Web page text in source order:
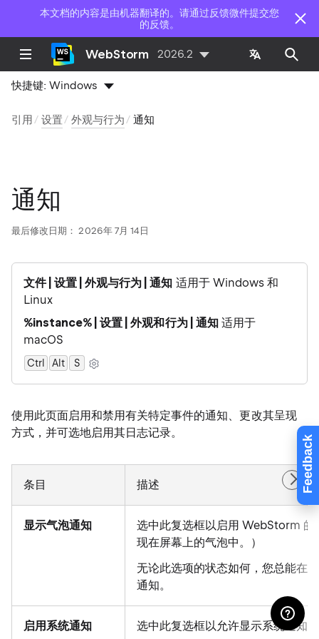
本文档的内容是由机器翻译的。请通过反馈微件提交您
的反馈。
Feedback
WebStorm 2026.2
快捷键:Windows
引用 设置 外观与行为 通知
通知
最后修改日期： 2026年 7月 14日
文件 | 设置 | 外观与行为 | 通知 适用于 Windows 和
Linux
%instance% | 设置 | 外观和行为 | 通知适用于
macOS
Ctrl Alt 0
S
使用此页面启用和禁用有关特定事件的通知、更改其呈现
方式，并可选地启用其日志记录。
条目 描述
显示气泡通知
选中此复选框以启用 WebStorm 的
现在屏幕上的气泡中。）
无论此选项的状态如何，您总能在
通知。
启用系统通知 选中此复选框以允许显示系统通知。